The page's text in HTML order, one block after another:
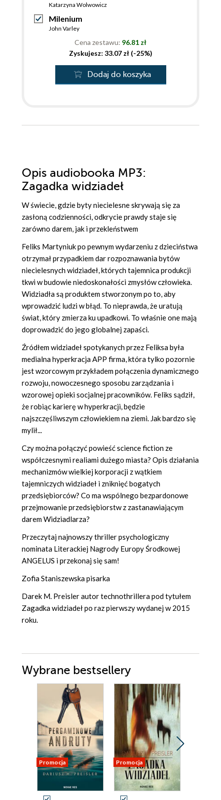
Katarzyna Wolwowicz
Milenium
John Varley
Cena zestawu: 96.81 zł
Zyskujesz: 33.07 zł (-25%)
Dodaj do koszyka
Opis audiobooka MP3:
Zagadka widziadeł
W świecie, gdzie byty niecielesne skrywają się za
zasłoną codzienności, odkrycie prawdy staje się
zarówno darem, jak i przekleństwem
Feliks Martyniuk po pewnym wydarzeniu z dzieciństwa
otrzymał przypadkiem dar rozpoznawania bytów
niecielesnych widziadeł, których tajemnica produkcji
tkwi w budowie niedoskonałości zmysłów człowieka.
Widziadła są produktem stworzonym po to, aby
wprowadzić ludzi w błąd. To nieprawda, że uratują
świat, który zmierza ku upadkowi. To właśnie one mają
doprowadzić do jego globalnej zapaści.
Źródłem widziadeł spotykanych przez Feliksa była
medialna hyperkracja APP firma, która tylko pozornie
jest wzorcowym przykładem połączenia dynamicznego
rozwoju, nowoczesnego sposobu zarządzania i
wzorowej opieki socjalnej pracowników. Feliks sądził,
że robiąc karierę w hyperkracji, będzie
najszczęśliwszym człowiekiem na ziemi. Jak bardzo się
mylił...
Czy można połączyć powieść science fiction ze
współczesnymi realiami dużego miasta? Opis działania
mechanizmów wielkiej korporacji z wątkiem
tajemniczych widziadeł i zniknięć bogatych
przedsiębiorców? Co ma wspólnego bezpardonowe
przejmowanie przedsiębiorstw z zastanawiającym
darem Widziadlarza?
Przeczytaj najnowszy thriller psychologiczny
nominata Literackiej Nagrody Europy Środkowej
ANGELUS i przekonaj się sam!
Zofia Staniszewska pisarka
Darek M. Preisler autor technothrillera pod tytułem
Zagadka widziadeł po raz pierwszy wydanej w 2015
roku.
Wybrane bestsellery
Promocja Promocja